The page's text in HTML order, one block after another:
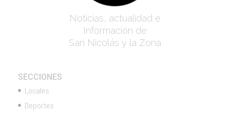
Noticias, actualidad e
Información de
San Nicolás y la Zona
SECCIONES
Locales
Deportes